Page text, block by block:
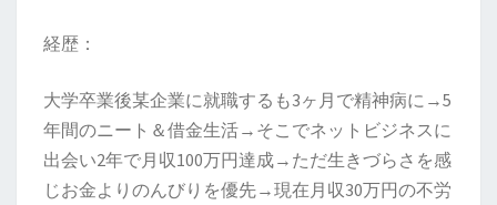
経歴：
大学卒業後某企業に就職するも3ヶ月で精神病に→5
年間のニート＆借金生活→そこでネットビジネスに
出会い2年で月収100万円達成→ただ生きづらさを感
じお金よりのんびりを優先→現在月収30万円の不労